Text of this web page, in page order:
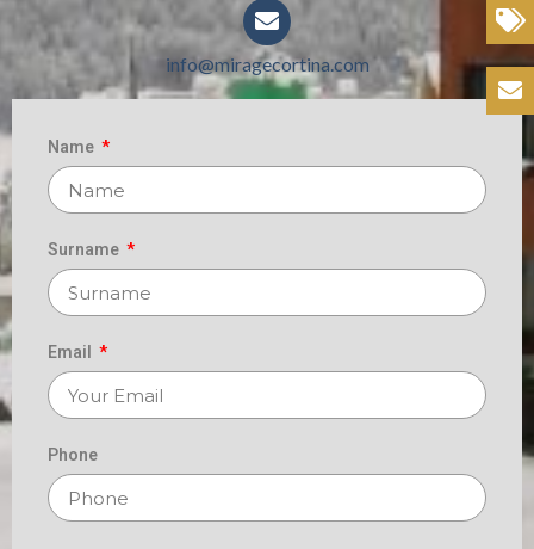
Contacts
info@miragecortina.com
.
Name
Surname
Email
Phone